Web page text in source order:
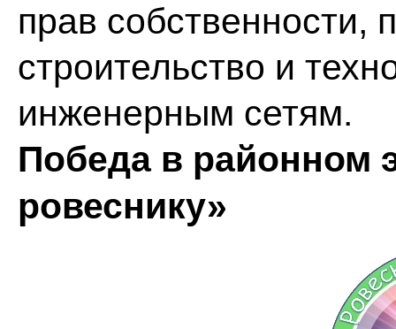
прав собственности,
строительство и
инженерным сетям.
Победа в районном
ровеснику»